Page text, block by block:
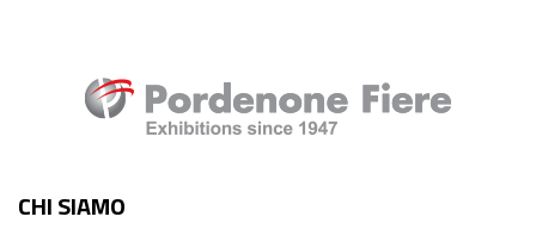
CHI SIAMO